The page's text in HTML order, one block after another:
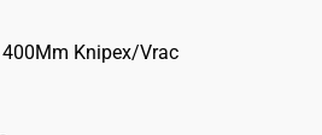
Knipex/Vrac